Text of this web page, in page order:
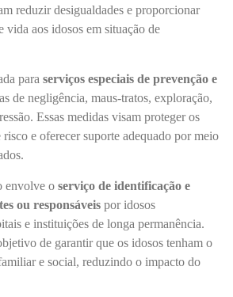
reduzir desigualdades e proporcionar
vida aos idosos em situação de
para serviços especiais de prevenção e
de negligência, maus-tratos, exploração,
Essas medidas visam proteger os
risco e oferecer suporte adequado por meio
envolve o serviço de identificação e
ou responsáveis por idosos
e instituições de longa permanência.
de garantir que os idosos tenham o
e social, reduzindo o impacto do